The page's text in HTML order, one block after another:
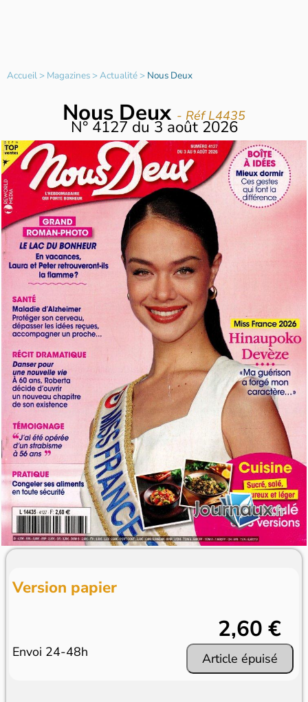
Accueil> Magazines>Actualité> Nous Deux
Nous Deux - Réf L4435
N° 4127du3 août 2026
Version papier
Envoi 24-48h
2,60 €
Article épuisé